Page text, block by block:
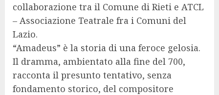
collaborazione tra il Comune di Rieti e ATCL
– Associazione Teatrale fra i Comuni del
Lazio.
“Amadeus” è la storia di una feroce gelosia.
Il dramma, ambientato alla fine del 700,
racconta il presunto tentativo, senza
fondamento storico, del compositore